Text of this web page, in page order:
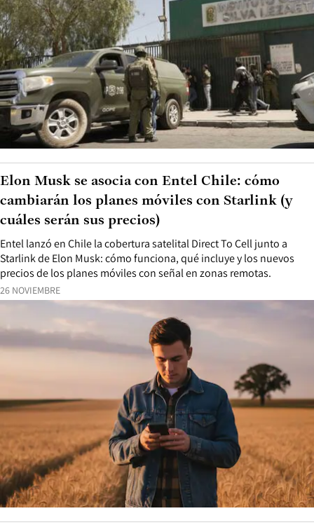
26 NOVIEMBRE
Entel lanzó en Chile la cobertura satelital Direct To Cell junto a
Starlink de Elon Musk: cómo funciona, qué incluye y los nuevos
precios de los planes móviles con señal en zonas remotas.
Elon Musk se asocia con Entel Chile: cómo
cambiarán los planes móviles con Starlink (y
cuáles serán sus precios)